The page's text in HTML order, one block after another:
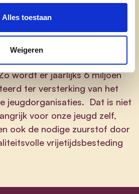
Alles toestaan
Weigeren
recht heeft op de jobbonus.
ook aandacht voor de iets
verder in te zetten in een
wordt er jaarlijks 6 miljoen
ter versterking van het
jeugdorganisaties. Dat is niet
voor onze jeugd zelf,
ook de nodige zuurstof door
vrijetijdsbesteding